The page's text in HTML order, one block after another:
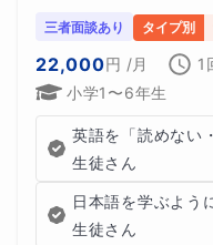
三者面談あり タイプ別
22,000円 /月 1
小学1〜6年生
英語を「読めない
生徒さん
日本語を学ぶよう
生徒さん